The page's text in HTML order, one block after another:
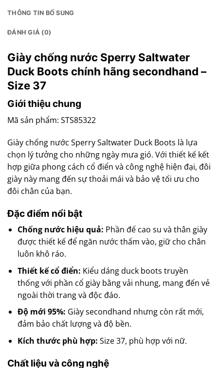
THÔNG TIN BỔ SUNG
ĐÁNH GIÁ (0)
Giày chống nước Sperry Saltwater
Duck Boots chính hãng secondhand –
Size 37
Giới thiệu chung
Mã sản phẩm: STS85322
Giày chống nước Sperry Saltwater Duck Boots là lựa
chọn lý tưởng cho những ngày mưa gió. Với thiết kế kết
hợp giữa phong cách cổ điển và công nghệ hiện đại, đôi
giày này mang đến sự thoải mái và bảo vệ tối ưu cho
đôi chân của bạn.
Đặc điểm nổi bật
Chống nước hiệu quả: Phần đế cao su và thân giày
được thiết kế để ngăn nước thấm vào, giữ cho chân
luôn khô ráo.
Thiết kế cổ điển: Kiểu dáng duck boots truyền
thống với phần cổ giày bằng vải nhung, mang đến vẻ
ngoài thời trang và độc đáo.
Độ mới 95%: Giày secondhand nhưng còn rất mới,
đảm bảo chất lượng và độ bền.
Kích thước phù hợp: Size 37, phù hợp với nữ.
Chất liệu và công nghệ